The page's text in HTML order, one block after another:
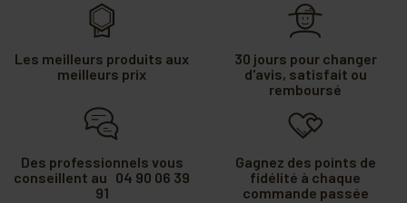
Les meilleurs produits aux
meilleurs prix
30 jours pour changer
d'avis, satisfait ou
remboursé
Des professionnels vous
conseillent au 04 90 06 39
91
Gagnez des points de
fidélité à chaque
commande passée